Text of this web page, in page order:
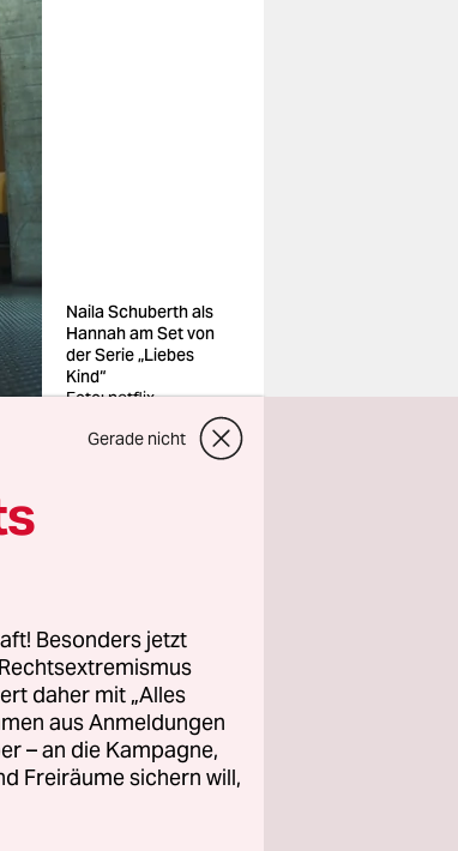
Naila Schuberth als
Hannah am Set von
der Serie „Liebes
Kind“
Foto: netflix
Gerade nicht
Besonders jetzt
daher mit „Alles
aus Anmeldungen
– an die Kampagne,
Freiräume sichern will,